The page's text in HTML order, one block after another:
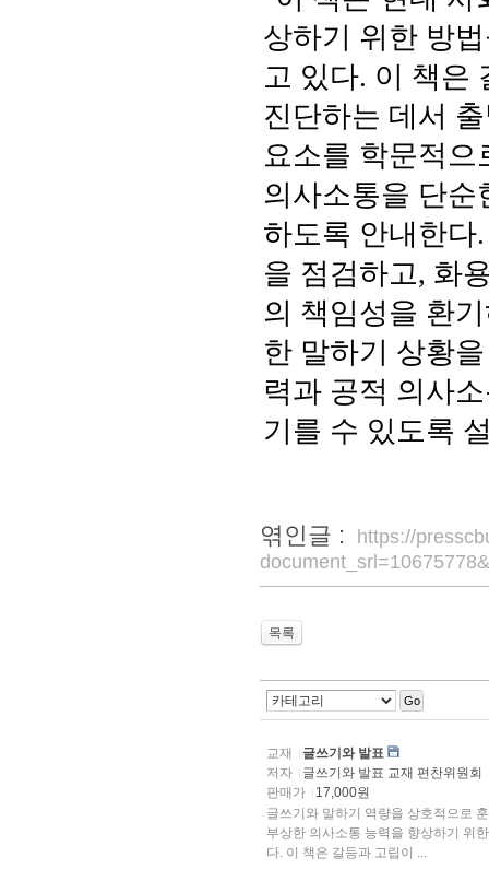
상하기 위한 방
고 있다. 이 책은
진단하는 데서
요소를 학문적으
의사소통을 단순
하도록 안내한다
을 점검하고, 화
의 책임성을 환
한 말하기 상황
력과 공적 의사
기를 수 있도록
엮인글 :
https://
목록
Go
교재
글쓰기와 발표
저자
글쓰기와 발표 교재 편찬위원회
판매가
17,000원
글쓰기와 말하기 역량을 상호적으로
부상한 의사소통 능력을 향상하기 위
다. 이 책은 갈등과 고립이 ...